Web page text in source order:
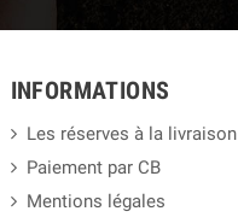
INFORMATIONS
Les réserves à la livraison
Paiement par CB
Mentions légales